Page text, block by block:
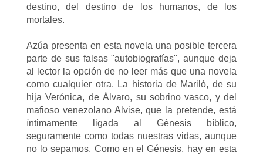
destino, del destino de los humanos, de los
mortales.
Azúa presenta en esta novela una posible tercera
parte de sus falsas "autobiografías", aunque deja
al lector la opción de no leer más que una novela
como cualquier otra. La historia de Mariló, de su
hija Verónica, de Álvaro, su sobrino vasco, y del
mafioso venezolano Alvise, que la pretende, está
íntimamente ligada al Génesis bíblico,
seguramente como todas nuestras vidas, aunque
no lo sepamos. Como en el Génesis, hay en esta